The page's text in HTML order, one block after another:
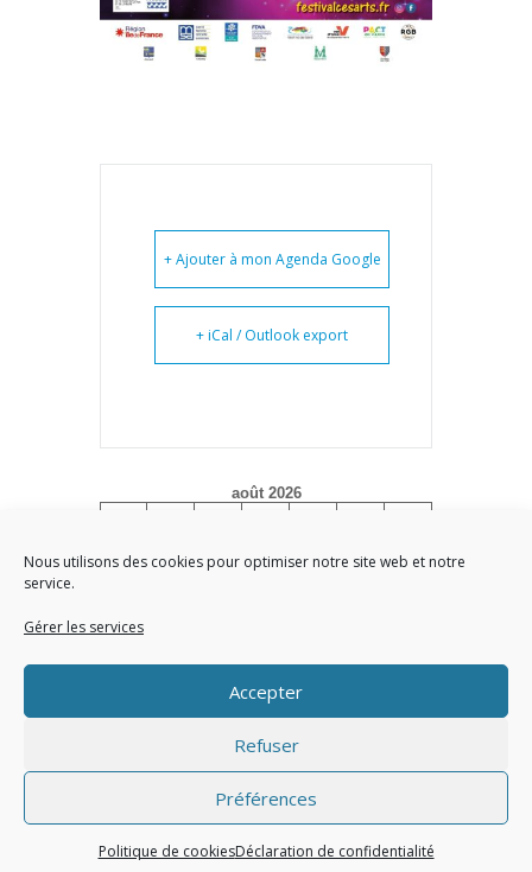
Nous utilisons des cookies pour optimiser notre site web et notre
service.
Gérer les services
Accepter
Refuser
Préférences
Politique de cookiesDéclaration de confidentialité
+ Ajouter à mon Agenda Google
+ iCal / Outlook export
août 2026
1
2
10
17
18 19 20 21 22
23
26 27 28
« Juin
Site réalisé par l'Union des Maires du Val d'Oise